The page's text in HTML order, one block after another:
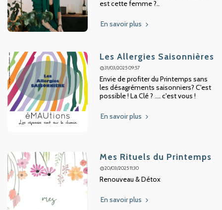
est cette femme ?..
En savoir plus
Les Allergies Saisonnières
31/03/2025 09:57
Envie de profiter du Printemps sans
les désagréments saisonniers? C'est
possible ! La Clé ? .... c'est vous !
En savoir plus
Mes Rituels du Printemps
20/03/2025 11:30
Renouveau & Détox
En savoir plus